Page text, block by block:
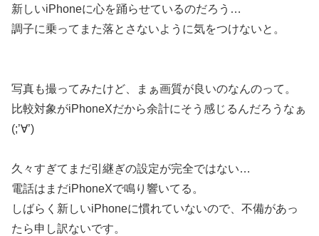
新しいiPhoneに心を踊らせているのだろう…
調子に乗ってまた落とさないように気をつけないと。
写真も撮ってみたけど、まぁ画質が良いのなんのって。
比較対象がiPhoneXだから余計にそう感じるんだろうなぁ
(;’∀’)
久々すぎてまだ引継ぎの設定が完全ではない…
電話はまだiPhoneXで鳴り響いてる。
しばらく新しいiPhoneに慣れていないので、不備があっ
たら申し訳ないです。